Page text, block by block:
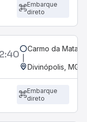
Embarque
direto
Carmo da Mata,
Divinópolis, MG -
Embarque
direto